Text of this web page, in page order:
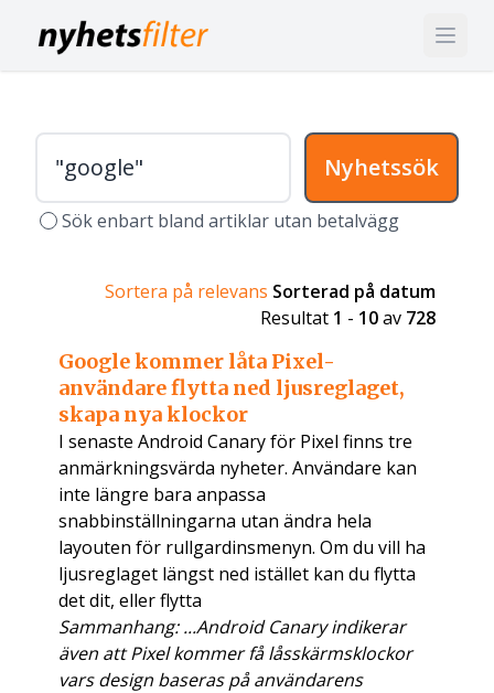
Nyhetssök
Sök enbart bland artiklar utan betalvägg
Sortera på relevans Sorterad på datum
Resultat 1 - 10av 728
Google kommer låta Pixel-
användare flytta ned ljusreglaget,
skapa nya klockor
I senaste Android Canary för Pixel finns tre
anmärkningsvärda nyheter. Användare kan
inte längre bara anpassa
snabbinställningarna utan ändra hela
layouten för rullgardinsmenyn. Om du vill ha
ljusreglaget längst ned istället kan du flytta
det dit, eller flytta
Sammanhang: ...Android Canary indikerar
även att Pixel kommer få låsskärmsklockor
vars design baseras på användarens